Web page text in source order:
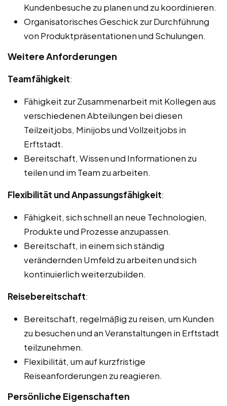
Kundenbesuche zu planen und zu koordinieren.
Organisatorisches Geschick zur Durchführung
von Produktpräsentationen und Schulungen.
Weitere Anforderungen
Teamfähigkeit:
Fähigkeit zur Zusammenarbeit mit Kollegen aus
verschiedenen Abteilungen bei diesen
Teilzeitjobs, Minijobs und Vollzeitjobs in
Erftstadt.
Bereitschaft, Wissen und Informationen zu
teilen und im Team zu arbeiten.
Flexibilität und Anpassungsfähigkeit:
Fähigkeit, sich schnell an neue Technologien,
Produkte und Prozesse anzupassen.
Bereitschaft, in einem sich ständig
verändernden Umfeld zu arbeiten und sich
kontinuierlich weiterzubilden.
Reisebereitschaft:
Bereitschaft, regelmäßig zu reisen, um Kunden
zu besuchen und an Veranstaltungen in Erftstadt
teilzunehmen.
Flexibilität, um auf kurzfristige
Reiseanforderungen zu reagieren.
Persönliche Eigenschaften